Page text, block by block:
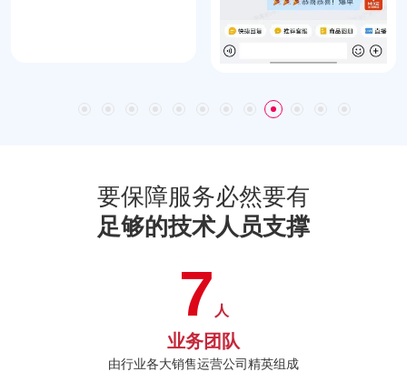
要保障服务必然要有
足够的技术人员支撑
7 人
业务团队
由行业各大销售运营公司精英组成